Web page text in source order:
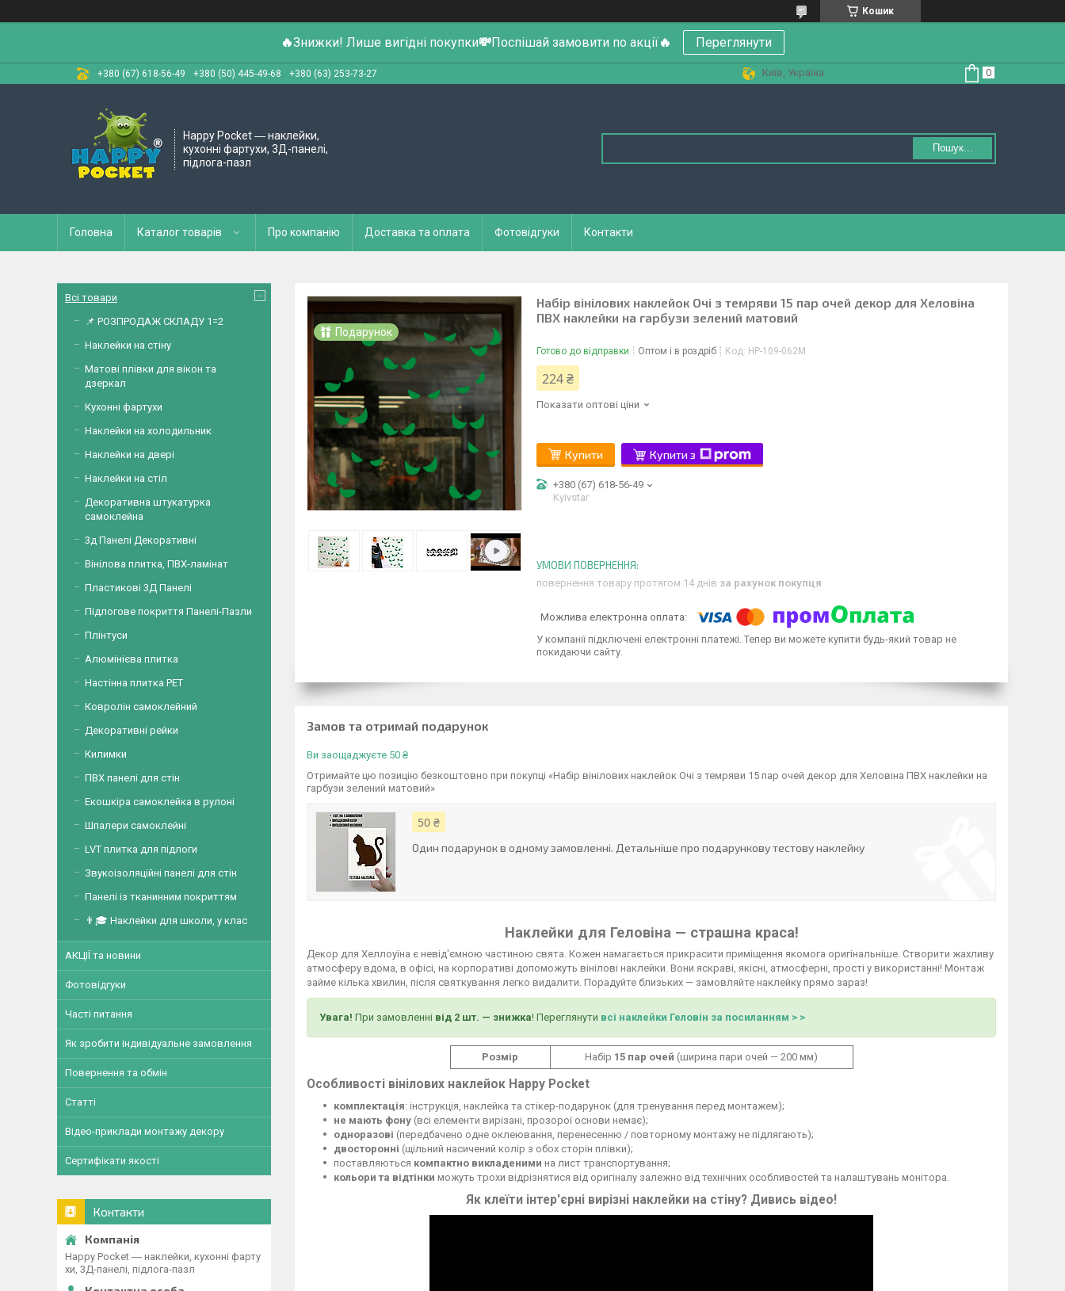
Кошик
🔥Знижки! Лише вигідні покупки💸Поспішай замовити по акції🔥 Переглянути
+380 (67) 618-56-49 +380 (50) 445-49-68 +380 (63) 253-73-27 Київ, Україна
Happy Pocket ― наклейки,
кухонні фартухи, 3Д-панелі,
підлога-пазл
Пошук...
Головна Каталог товарів Про компанію Доставка та оплата Фотовідгуки Контакти
Подарунок
Набір вінілових наклейок Очі з темряви 15 пар очей декор для Хеловіна
ПВХ наклейки на гарбузи зелений матовий
Готово до відправки Оптом і в роздріб Код: HP-109-062M
224 ₴
Показати оптові ціни
Купити Купити з
+380 (67) 618-56-49
Kyivstar
повернення товару протягом 14 днів за рахунок покупця
У компанії підключені електронні платежі. Тепер ви можете купити будь-який товар не
покидаючи сайту.
Замов та отримай подарунок
Ви заощаджуєте 50 ₴
Отримайте цю позицію безкоштовно при покупці «Набір вінілових наклейок Очі з темряви 15 пар очей декор для Хеловіна ПВХ наклейки на
гарбузи зелений матовий»
50 ₴
Один подарунок в одному замовленні. Детальніше про подарункову тестову наклейку
Наклейки для Геловіна — страшна краса!
Декор для Хеллоуїна є невід'ємною частиною свята. Кожен намагається прикрасити приміщення якомога оригінальніше. Створити жахливу
атмосферу вдома, в офісі, на корпоративі допоможуть вінілові наклейки. Вони яскраві, якісні, атмосферні, прості у використанні! Монтаж
займе кілька хвилин, після святкування легко видалити. Порадуйте близьких — замовляйте наклейку прямо зараз!
Увага! При замовленні від 2 шт. — знижка! Переглянути всі наклейки Геловін за посиланням > >
Розмір Набір 15 пар очей (ширина пари очей — 200 мм)
Особливості вінілових наклейок Happy Pocket
комплектація: інструкція, наклейка та стікер-подарунок (для тренування перед монтажем);
не мають фону (всі елементи вирізані, прозорої основи немає);
одноразові (передбачено одне оклеювання, перенесенню / повторному монтажу не підлягають);
двосторонні (щільний насичений колір з обох сторін плівки);
поставляються компактно викладеними на лист транспортування;
кольори та відтінки можуть трохи відрізнятися від оригіналу залежно від технічних особливостей та налаштувань монітора.
Як клеїти інтер'єрні вирізні наклейки на стіну? Дивись відео!
Всі товари
📌 РОЗПРОДАЖ СКЛАДУ 1=2
Наклейки на стіну
Матові плівки для вікон та
дзеркал
Кухонні фартухи
Наклейки на холодильник
Наклейки на двері
Наклейки на стіл
Декоративна штукатурка
самоклейна
3д Панелі Декоративні
Вінілова плитка, ПВХ-ламінат
Пластикові 3Д Панелі
Підлогове покриття Панелі-Пазли
Плінтуси
Алюмінієва плитка
Настінна плитка PET
Ковролін самоклейний
Декоративні рейки
Килимки
ПВХ панелі для стін
Екошкіра самоклейка в рулоні
Шпалери самоклейні
LVT плитка для підлоги
Звукоізоляційні панелі для стін
Панелі із тканинним покриттям
👨🎓 Наклейки для школи, у клас
АКЦІЇ та новини
Фотовідгуки
Часті питання
Як зробити індивідуальне замовлення
Повернення та обмін
Статті
Відео-приклади монтажу декору
Сертифікати якості
Контакти
Happy Pocket ― наклейки, кухонні фарту
хи, 3Д-панелі, підлога-пазл